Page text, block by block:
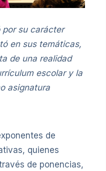
su carácter
en sus temáticas,
de una realidad
escolar y la
asignatura
de
quienes
de ponencias,